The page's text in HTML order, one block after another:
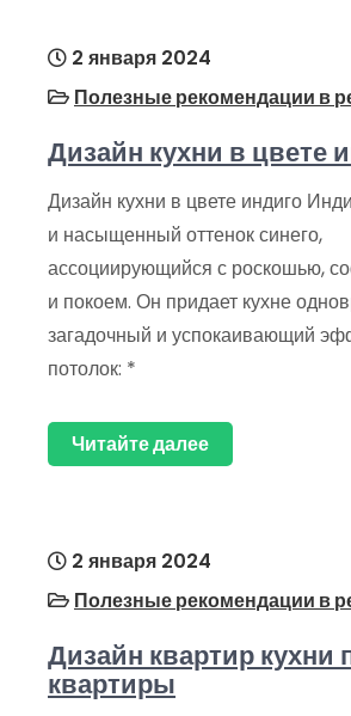
2 января 2024
Полезные рекомендации в
Дизайн кухни в цвете
Дизайн кухни в цвете индиго
и насыщенный оттенок синего,
ассоциирующийся с роскошью,
и покоем. Он придает кухне
загадочный и успокаивающий
потолок: *
Читайте далее
2 января 2024
Полезные рекомендации в
Дизайн квартир кухни
квартиры